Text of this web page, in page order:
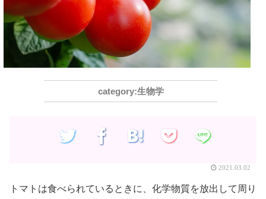
生物学
2021.03.02
トマトは食べられているときに、化学物質を放出して周り